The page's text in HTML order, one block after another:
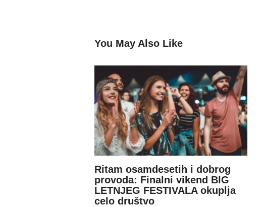
You May Also Like
Ritam osamdesetih i dobrog
provoda: Finalni vikend BIG
LETNJEG FESTIVALA okuplja
celo društvo